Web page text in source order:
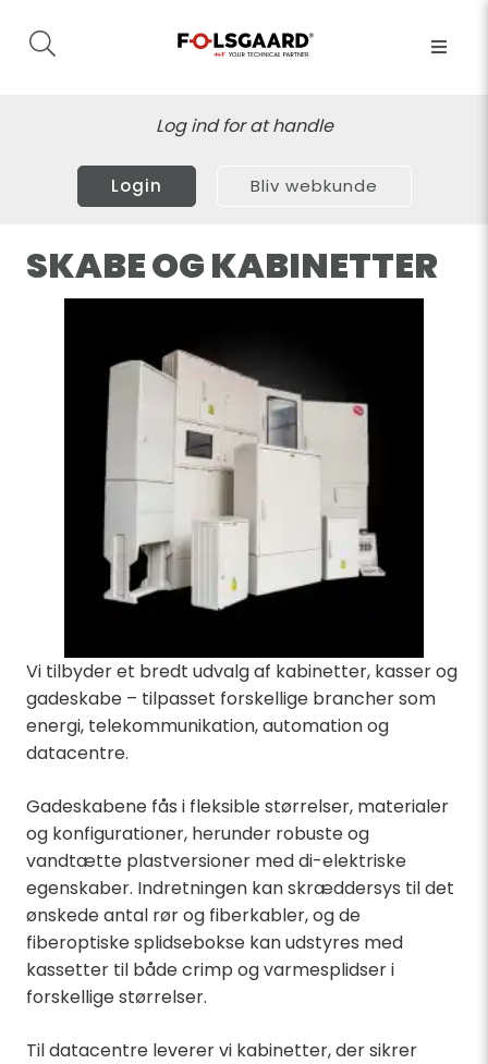
Log ind for at handle
Login Bliv webkunde
SKABE OG KABINETTER
Vi tilbyder et bredt udvalg af kabinetter, kasser og
gadeskabe – tilpasset forskellige brancher som
energi, telekommunikation, automation og
datacentre.
Gadeskabene fås i fleksible størrelser, materialer
og konfigurationer, herunder robuste og
vandtætte plastversioner med di-elektriske
egenskaber. Indretningen kan skræddersys til det
ønskede antal rør og fiberkabler, og de
fiberoptiske splidsebokse kan udstyres med
kassetter til både crimp og varmesplidser i
forskellige størrelser.
Til datacentre leverer vi kabinetter, der sikrer